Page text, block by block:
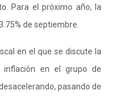
Para el próximo año, la
de septiembre.
en el que se discute la
inflación en el grupo de
pasando de